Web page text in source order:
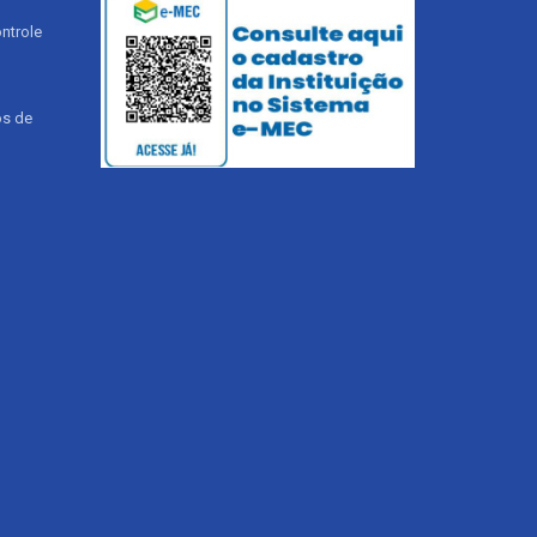
de